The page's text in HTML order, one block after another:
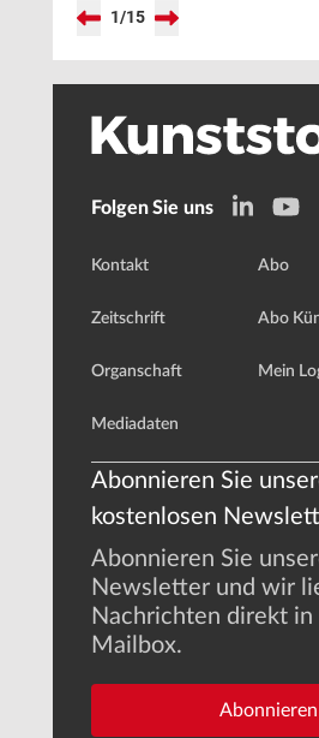
1/15
Folgen Sie uns
Kontakt
Zeitschrift
Organschaft
Mediadaten
Abo
Abo
Mein
Abonnieren Sie
kostenlosen
Abonnieren Sie
Newsletter und wir
Nachrichten direkt in
Mailbox.
Abonnieren